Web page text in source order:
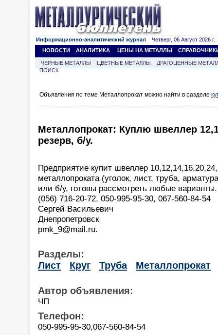
Информационно-аналитический журнал Четверг, 06 Август 2026 г.
НОВОСТИ
АНАЛИТИКА ЦЕНЫ НА МЕТАЛЛЫ
ЧЕРНЫЕ МЕТАЛЛЫ ЦВЕТНЫЕ МЕТАЛЛЫ
ДРАГОЦЕННЫЕ
ПОИСК
Объявления по теме Металлопрокат можно найти в разделе
Металлопрокат: Куплю швеллер
резерв, б/у.
Предприятие купит швеллер
металлопроката (уголок, лист, труба,
или б/у, готовы рассмотреть любые варианты.
(056) 716-20-72, 050-995-95-30, 067-560-84-54
Сергей Васильевич
Днепропетровск
pmk_9@mail.ru.
Разделы:
Лист
Круг Труба Металлопрокат
Автор объявления:
ЧП
Телефон:
050-995-95-30,067-560-84-54